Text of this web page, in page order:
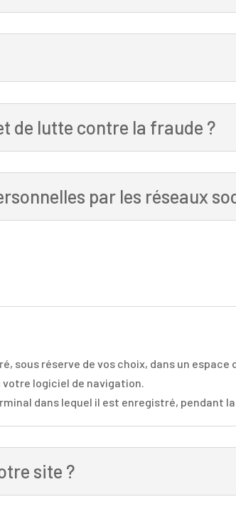
de lutte contre la fraude ?
par les réseaux
sous réserve de vos choix, dans un espace
votre logiciel de navigation.
dans lequel il est enregistré, pendant la
site ?